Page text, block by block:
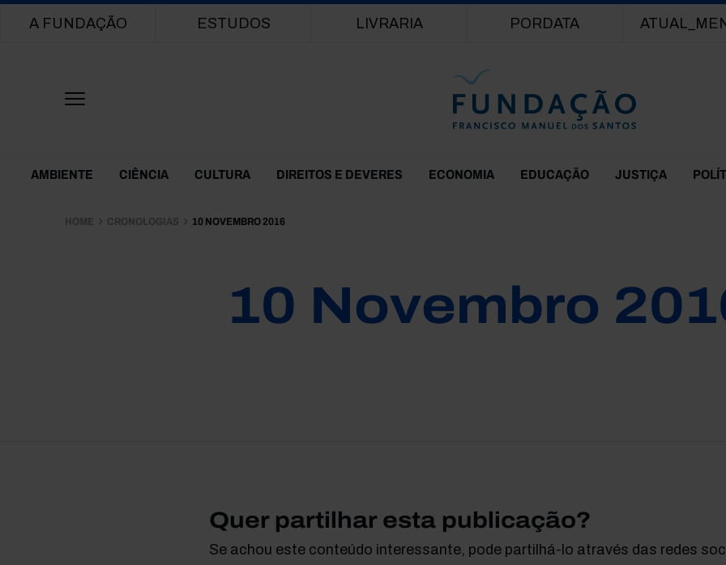
Main navigation
A FUNDAÇÃO ESTUDOS LIVRARIA PORDATA
Themes Menu
AMBIENTE CIÊNCIA CULTURA DIREITOS E DEVERES ECONOMIA EDUCAÇÃO JUSTIÇA
HOME CRONOLOGIAS 10 NOVEMBRO 2016
10 Novembro
Quer partilhar esta publicação?
Se achou este conteúdo interessante, pode partilhá-lo através das redes